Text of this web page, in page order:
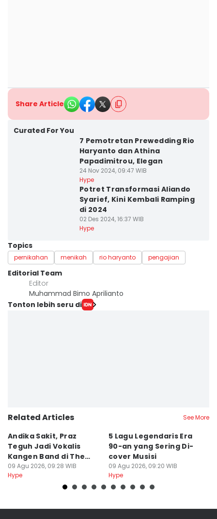
Share Article
Curated For You
7 Pemotretan Prewedding Rio
Haryanto dan Athina
Papadimitrou, Elegan
24 Nov 2024, 09:47 WIB
Hype
Potret Transformasi Aliando
Syarief, Kini Kembali Ramping
di 2024
02 Des 2024, 16:37 WIB
Hype
Topics
pernikahan menikah rio haryanto pengajian
Editorial Team
Editor
Muhammad Bimo Aprilianto
Tonton lebih seru di
Related Articles See More
Andika Sakit, Praz
Teguh Jadi Vokalis
Kangen Band di The
Sounds Project
09 Agu 2026, 09:28 WIB
Hype
5 Lagu Legendaris Era
90-an yang Sering Di-
cover Musisi
09 Agu 2026, 09:20 WIB
Hype